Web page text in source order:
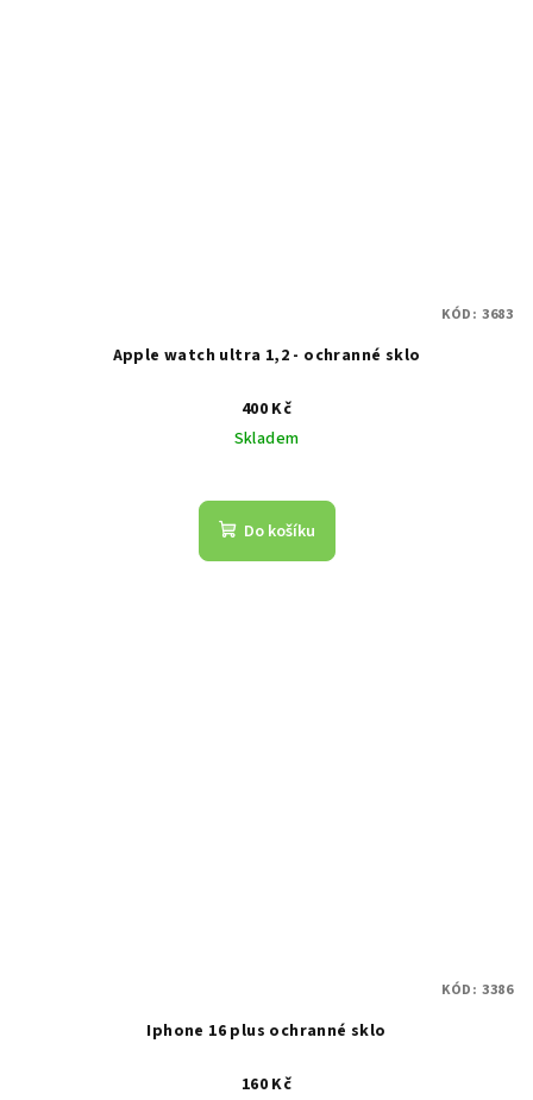
Apple watch ultra 1,2 - ochranné sklo
400 Kč
Skladem
Do košíku
KÓD: 3683
Iphone 16 plus ochranné sklo
160 Kč
KÓD: 3386